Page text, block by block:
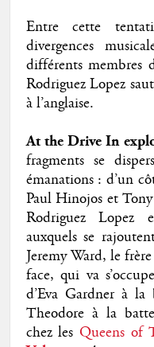
Entre cette
divergences
différents membres
Rodriguez Lopez
à l’anglaise.
At the Drive In
fragments se
émanations : d’un
Paul Hinojos et
Rodriguez Lopez
auxquels se
Jeremy Ward, le
face, qui va
d’Eva Gardner à la
Theodore à la
chez les Queens of